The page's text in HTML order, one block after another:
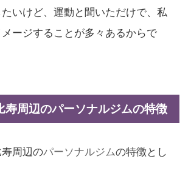
いけど、運動と聞いただけで、私
ージすることが多々あるからで
寿周辺のパーソナルジムの特徴
周辺のパーソナルジムの特徴とし